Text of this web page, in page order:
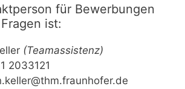
für Bewerbungen
ist:
(Teamassistenz)
2033121